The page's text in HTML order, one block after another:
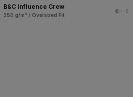
B&C Influence Crew
350 g/m² / Oversized Fit
+2